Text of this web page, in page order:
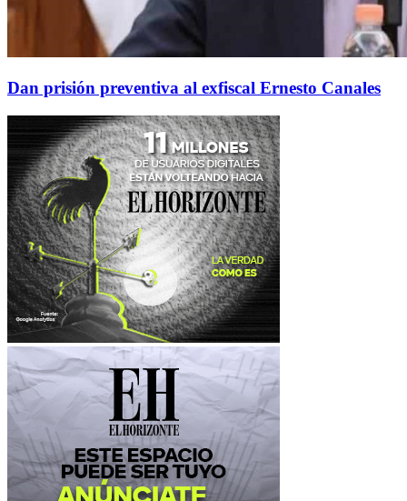
Dan prisión preventiva al exfiscal Ernesto Canales